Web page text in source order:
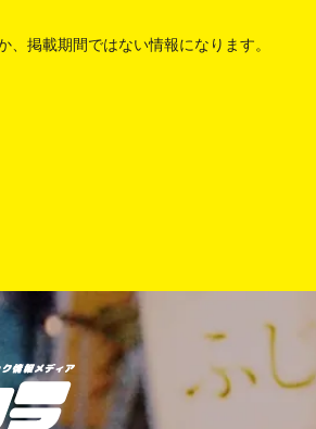
、掲載期間ではない情報になります。